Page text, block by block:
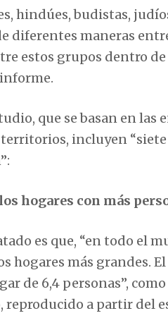
hindúes, budistas,
diferentes maneras
estos grupos dentro
que se basan en las
territorios, incluyen
hogares con más
es que, “en todo el
hogares más grandes.
de 6,4 personas”, como
reproducido a partir del